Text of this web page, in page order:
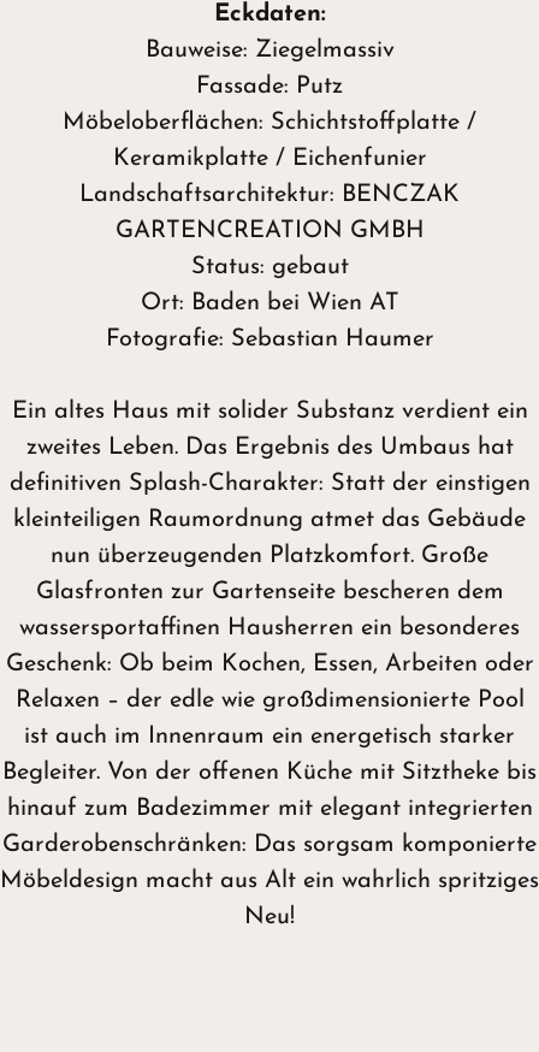
Eckdaten:
Bauweise: Ziegelmassiv
Fassade: Putz
Möbeloberflächen: Schichtstoffplatte /
Keramikplatte / Eichenfunier
Landschaftsarchitektur: BENCZAK
GARTENCREATION GMBH
Status: gebaut
Ort: Baden bei Wien AT
Fotografie: Sebastian Haumer
Ein altes Haus mit solider Substanz verdient ein
zweites Leben. Das Ergebnis des Umbaus hat
definitiven Splash-Charakter: Statt der einstigen
kleinteiligen Raumordnung atmet das Gebäude
nun überzeugenden Platzkomfort. Große
Glasfronten zur Gartenseite bescheren dem
wassersportaffinen Hausherren ein besonderes
Geschenk: Ob beim Kochen, Essen, Arbeiten oder
Relaxen – der edle wie großdimensionierte Pool
ist auch im Innenraum ein energetisch starker
Begleiter. Von der offenen Küche mit Sitztheke bis
hinauf zum Badezimmer mit elegant integrierten
Garderobenschränken: Das sorgsam komponierte
Möbeldesign macht aus Alt ein wahrlich spritziges
Neu!